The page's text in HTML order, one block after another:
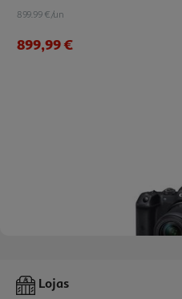
899.99 €/un
899,99 €
Camara Fotografica Canon Eos
Stm Lojas